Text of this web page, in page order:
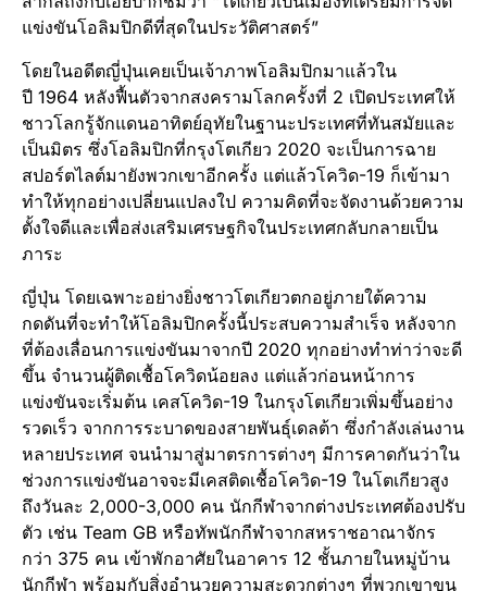
แข่งขันโอลิมปิกดีที่สุดในประวัติศาสตร์”
โดยในอดีตญี่ปุ่นเคยเป็นเจ้าภาพโอลิมปิกมาแล้วใน
ปี 1964 หลังฟื้นตัวจากสงครามโลกครั้งที่ 2 เปิดประเทศให้
ชาวโลกรู้จักแดนอาทิตย์อุทัยในฐานะประเทศที่ทันสมัยและ
เป็นมิตร ซึ่งโอลิมปิกที่กรุงโตเกียว 2020 จะเป็นการฉาย
สปอร์ตไลต์มายังพวกเขาอีกครั้ง แต่แล้วโควิด-19 ก็เข้ามา
ทำให้ทุกอย่างเปลี่ยนแปลงใป ความคิดที่จะจัดงานด้วยความ
ตั้งใจดีและเพื่อส่งเสริมเศรษฐกิจในประเทศกลับกลายเป็น
ภาระ
ญี่ปุ่น โดยเฉพาะอย่างยิ่งชาวโตเกียวตกอยู่ภายใต้ความ
กดดันที่จะทำให้โอลิมปิกครั้งนี้ประสบความสำเร็จ หลังจาก
ที่ต้องเลื่อนการแข่งขันมาจากปี 2020 ทุกอย่างทำท่าว่าจะดี
ขึ้น จำนวนผู้ติดเชื้อโควิดน้อยลง แต่แล้วก่อนหน้าการ
แข่งขันจะเริ่มต้น เคสโควิด-19 ในกรุงโตเกียวเพิ่มขึ้นอย่าง
รวดเร็ว จากการระบาดของสายพันธุ์เดลต้า ซึ่งกำลังเล่นงาน
หลายประเทศ จนนำมาสู่มาตรการต่างๆ มีการคาดกันว่าใน
ช่วงการแข่งขันอาจจะมีเคสติดเชื้อโควิด-19 ในโตเกียวสูง
ถึงวันละ 2,000-3,000 คน นักกีฬาจากต่างประเทศต้องปรับ
ตัว เช่น Team GB หรือทัพนักกีฬาจากสหราชอาณาจักร
กว่า 375 คน เข้าพักอาศัยในอาคาร 12 ชั้นภายในหมู่บ้าน
นักกีฬา พร้อมกับสิ่งอำนวยความสะดวกต่างๆ ที่พวกเขาขน